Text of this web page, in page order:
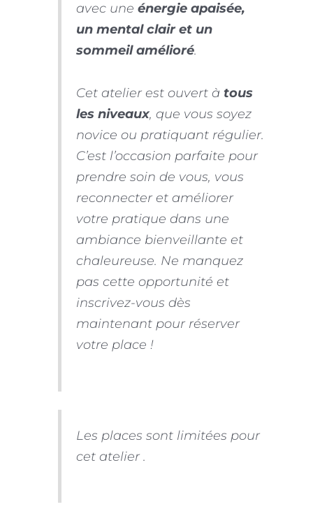
avec une énergie apaisée,
un mental clair et un
sommeil amélioré.
Cet atelier est ouvert à tous
les niveaux, que vous soyez
novice ou pratiquant régulier.
C’est l’occasion parfaite pour
prendre soin de vous, vous
reconnecter et améliorer
votre pratique dans une
ambiance bienveillante et
chaleureuse. Ne manquez
pas cette opportunité et
inscrivez-vous dès
maintenant pour réserver
votre place !
Les places sont limitées pour
cet atelier .